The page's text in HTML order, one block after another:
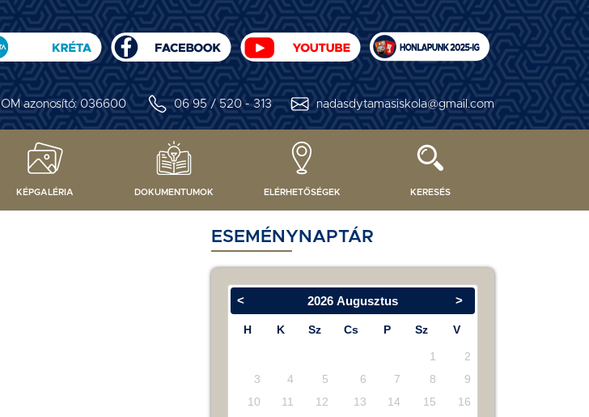
OM azonosító: 036600 06 95 / 520 - 313 nadasdytamasiskola@gmail.com
KÉPGALÉRIA DOKUMENTUMOK ELÉRHETŐSÉGEK KERESÉS
ESEMÉNYNAPTÁR
< >
2026 Augusztus
H K Sz Cs P Sz V
1
2
3
4 5 6 7 8
9
10
11 12 13 14 15
16